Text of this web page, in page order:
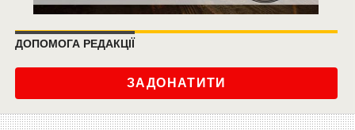
ДОПОМОГА РЕДАКЦІЇ
ЗАДОНАТИТИ